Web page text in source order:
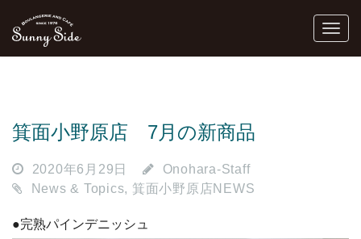
箕面小野原店 7月の新商品
2020年6月29日
Onohara-Staff
News & Topics, 箕面小野原店NEWS
●完熟パインデニッシュ